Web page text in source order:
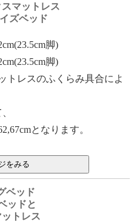
スマットレス
ズベッド
脚)
脚)
トレスのふくらみ具合によ
となります。
ベッド
ッドと
ットレス